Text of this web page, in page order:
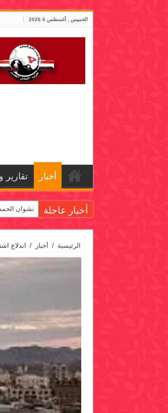
الخميس , أغسطس 6 2026
أخبار تقارير
أخبار عاجلة نشوان
الرئيسية / أخبار / اندلاع